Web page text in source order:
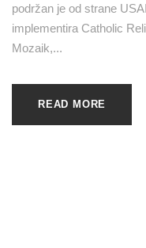
podržan je od strane
implementira Catholic
Mozaik,...
READ MORE